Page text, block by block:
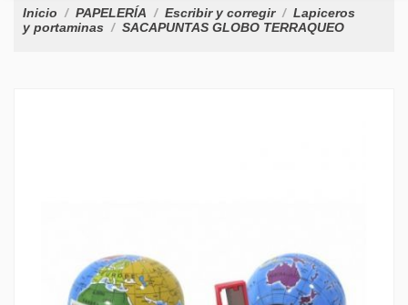
Inicio PAPELERÍA Escribir y corregir
Lapiceros
y portaminas
SACAPUNTAS GLOBO TERRAQUEO